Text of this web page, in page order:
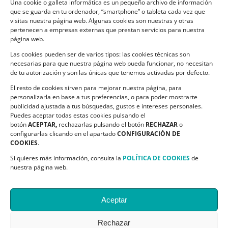
Una cookie o galleta informática es un pequeño archivo de información
que se guarda en tu ordenador, “smartphone” o tableta cada vez que
visitas nuestra página web. Algunas cookies son nuestras y otras
pertenecen a empresas externas que prestan servicios para nuestra
página web.
Las cookies pueden ser de varios tipos: las cookies técnicas son
necesarias para que nuestra página web pueda funcionar, no necesitan
de tu autorización y son las únicas que tenemos activadas por defecto.
El resto de cookies sirven para mejorar nuestra página, para
personalizarla en base a tus preferencias, o para poder mostrarte
publicidad ajustada a tus búsquedas, gustos e intereses personales.
Puedes aceptar todas estas cookies pulsando el
botónACEPTAR, rechazarlas pulsando el botón RECHAZARo
configurarlas clicando en el apartadoCONFIGURACIÓN DE
COOKIES.
Si quieres más información, consulta la POLÍTICA DE COOKIESde
nuestra página web.
Aceptar
Rechazar
Política de Cookies
CONTACTO
C/ Ciudadela s/n. Parque Delicias.
50017 Zaragoza
Teléfono:976 532 499
Email:asapme@asapme.org